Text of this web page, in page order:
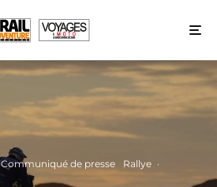
Communiqué de presse Rallye ·